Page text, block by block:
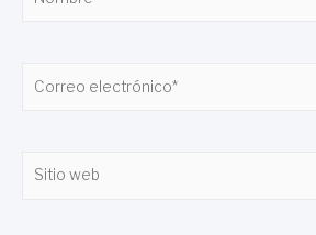
electrónico*
web